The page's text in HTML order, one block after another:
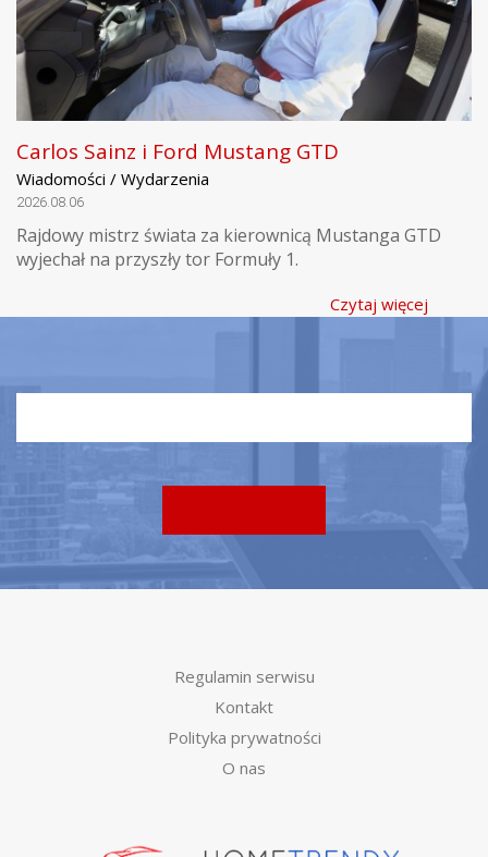
Carlos Sainz i Ford Mustang GTD
Wiadomości / Wydarzenia
2026.08.06
Rajdowy mistrz świata za kierownicą Mustanga GTD
wyjechał na przyszły tor Formuły 1.
Czytaj więcej
Regulamin serwisu
Kontakt
Polityka prywatności
O nas